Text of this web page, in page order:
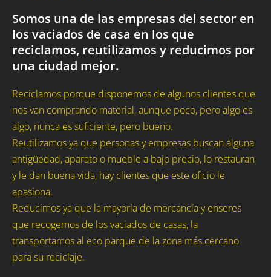
Somos una de las empresas del sector en
los vaciados de casa en los que
reciclamos, reutilizamos y reducimos por
una ciudad mejor.
Reciclamos porque disponemos de algunos clientes que
nos van comprando material, aunque poco, pero algo es
algo, nunca es suficiente, pero bueno.
Reutilizamos ya que personas y empresas buscan alguna
antigüedad, aparato o mueble a bajo precio, lo restauran
y le dan buena vida, hay clientes que este oficio le
apasiona.
Reducimos ya que la mayoría de mercancía y enseres
que recogemos de los vaciados de casas, la
transportamos al eco parque de la zona más cercano
para su reciclaje.